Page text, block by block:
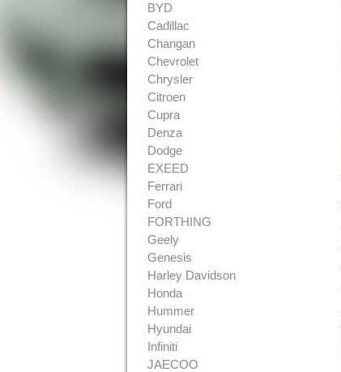
BYD
Cadillac
Changan
Chevrolet
Chrysler
Citroen
Cupra
Denza
Dodge
EXEED
Ferrari
Ford
FORTHING
Geely
Genesis
Harley Davidson
Honda
Hummer
Hyundai
Infiniti
JAECOO